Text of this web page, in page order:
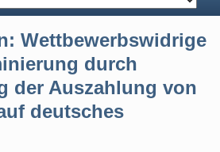
Wettbewerbswidrige
durch
der Auszahlung von
deutsches